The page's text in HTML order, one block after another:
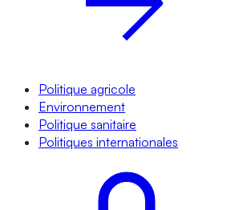
Politique agricole
Environnement
Politique sanitaire
Politiques internationales